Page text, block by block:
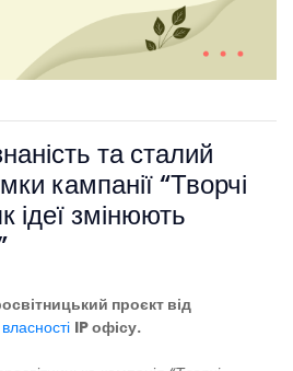
та сталий
кампанії “Творчі
ідеї змінюють
проєкт від
IP офісу.